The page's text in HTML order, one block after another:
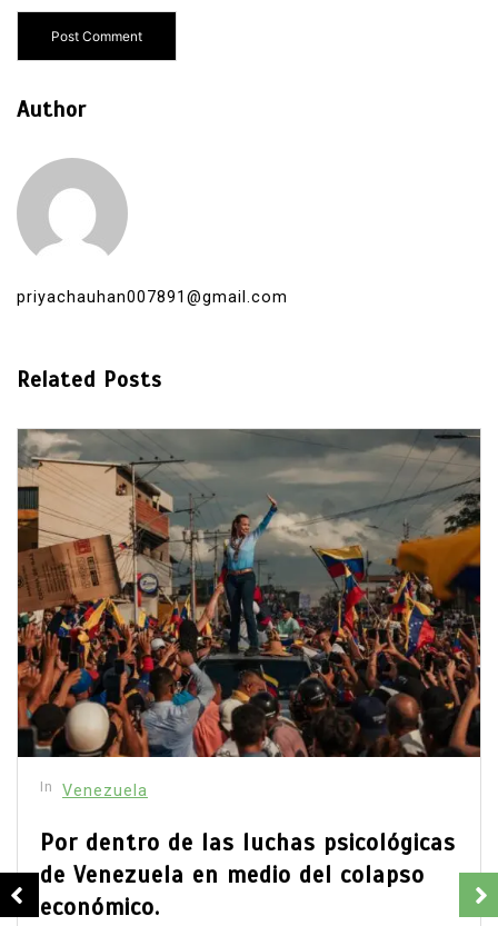
Author
priyachauhan007891@gmail.com
Related Posts
In Venezuela
Por dentro de las luchas psicológicas
de Venezuela en medio del colapso
económico.